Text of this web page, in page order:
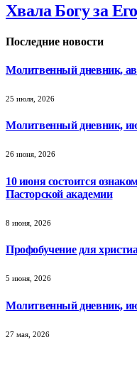
Хвала Богу за
Последние новости
Молитвенный дневник,
25 июля, 2026
Молитвенный дневник,
26 июня, 2026
10 июня состоится
Пасторской академии
8 июня, 2026
Профобучение для
5 июня, 2026
Молитвенный дневник,
27 мая, 2026